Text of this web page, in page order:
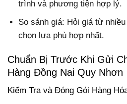
trình và phương tiện hợp lý.
So sánh giá: Hỏi giá từ
chọn lựa phù hợp nhất.
Chuẩn Bị Trước Khi Gửi
Hàng Đồng Nai Quy Nhơn
Kiểm Tra và Đóng Gói Hàng